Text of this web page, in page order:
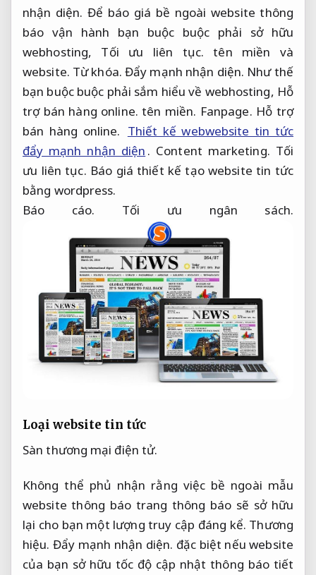
nhận diện. Để báo giá bề ngoài website thông
báo vận hành bạn buộc buộc phải sở hữu
webhosting, Tối ưu liên tục. tên miền và
website. Từ khóa. Đẩy mạnh nhận diện. Như thế
bạn buộc buộc phải sắm hiểu về webhosting, Hỗ
trợ bán hàng online. tên miền. Fanpage. Hỗ trợ
bán hàng online. Thiết kế webwebsite tin tức
đẩy mạnh nhận diện . Content marketing. Tối
ưu liên tục. Báo giá thiết kế tạo website tin tức
bằng wordpress.
Báo cáo.
Tối ưu ngân sách.
Loại website tin tức
Sàn thương mại điện tử.
Không thể phủ nhận rằng việc bề ngoài mẫu
website thông báo trang thông báo sẽ sở hữu
lại cho bạn một lượng truy cập đáng kể. Thương
hiệu. Đẩy mạnh nhận diện. đặc biệt nếu website
của bạn sở hữu tốc độ cập nhật thông báo tiết